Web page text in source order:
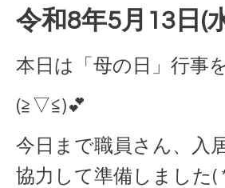
令和8年5月13日(
本日は「母の日」行事
(≧▽≦)💕
今日まで職員さん、入
協力して準備しました(